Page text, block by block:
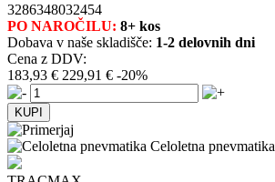
3286348032454
PO NAROČILU: 8+ kos
Dobava v naše skladišče: 1-2 delovnih dni
Cena z DDV:
183,93 € 229,91 € -20%
Celoletna pnevmatika